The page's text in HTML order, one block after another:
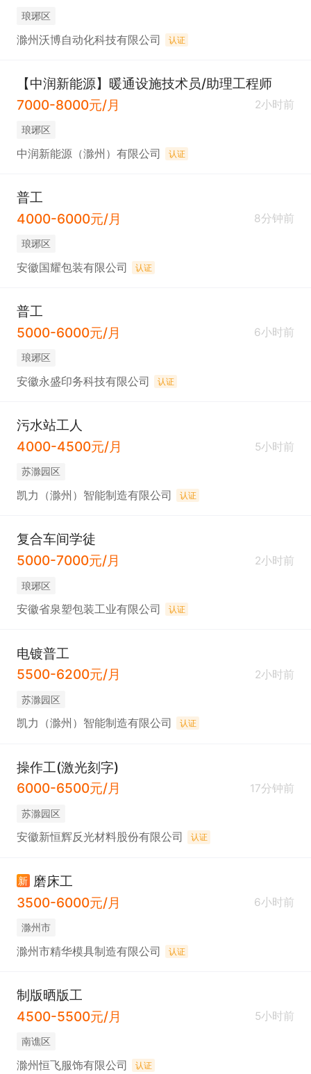
琅琊区
滁州沃博自动化科技有限公司 认证
【中润新能源】暖通设施技术员/助理工程师
7000-8000元/月
2小时前
琅琊区
中润新能源（滁州）有限公司 认证
普工
4000-6000元/月
8分钟前
琅琊区
安徽国耀包装有限公司 认证
普工
5000-6000元/月
6小时前
琅琊区
安徽永盛印务科技有限公司 认证
污水站工人
4000-4500元/月
5小时前
苏滁园区
凯力（滁州）智能制造有限公司 认证
复合车间学徒
5000-7000元/月
2小时前
琅琊区
安徽省泉塑包装工业有限公司 认证
电镀普工
5500-6200元/月
2小时前
苏滁园区
凯力（滁州）智能制造有限公司 认证
操作工(激光刻字)
6000-6500元/月
17分钟前
苏滁园区
安徽新恒辉反光材料股份有限公司 认证
新 磨床工
3500-6000元/月
6小时前
滁州市
滁州市精华模具制造有限公司 认证
制版晒版工
4500-5500元/月
5小时前
南谯区
滁州恒飞服饰有限公司 认证